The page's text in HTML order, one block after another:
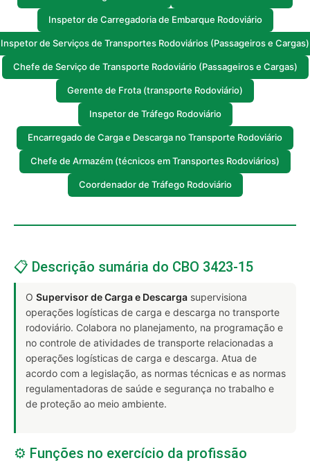
Inspetor de Carregadoria de Embarque Rodoviário
Inspetor de Serviços de Transportes Rodoviários (Passageiros e Cargas)
Chefe de Serviço de Transporte Rodoviário (Passageiros e Cargas)
Gerente de Frota (transporte Rodoviário)
Inspetor de Tráfego Rodoviário
Encarregado de Carga e Descarga no Transporte Rodoviário
Chefe de Armazém (técnicos em Transportes Rodoviários)
Coordenador de Tráfego Rodoviário
📋 Descrição sumária do CBO 3423-15
O Supervisor de Carga e Descarga supervisiona
operações logísticas de carga e descarga no transporte
rodoviário. Colabora no planejamento, na programação e
no controle de atividades de transporte relacionadas a
operações logísticas de carga e descarga. Atua de
acordo com a legislação, as normas técnicas e as normas
regulamentadoras de saúde e segurança no trabalho e
de proteção ao meio ambiente.
⚙️ Funções no exercício da profissão